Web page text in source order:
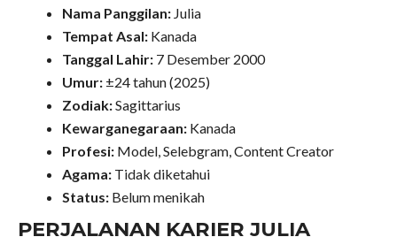
Nama Panggilan:Julia
Tempat Asal:Kanada
Tanggal Lahir:7 Desember 2000
Umur:±24 tahun (2025)
Zodiak:Sagittarius
Kewarganegaraan:Kanada
Profesi:Model, Selebgram, Content Creator
Agama:Tidak diketahui
Status:Belum menikah
PERJALANAN KARIER JULIA